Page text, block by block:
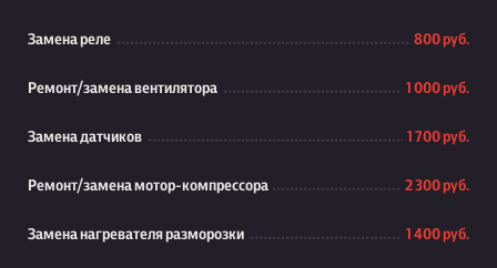
Замена реле 800 руб.
Ремонт/замена вентилятора 1 000 руб.
Замена датчиков 1 700 руб.
Ремонт/замена мотор-компрессора 2 300 руб.
Замена нагревателя разморозки 1 400 руб.